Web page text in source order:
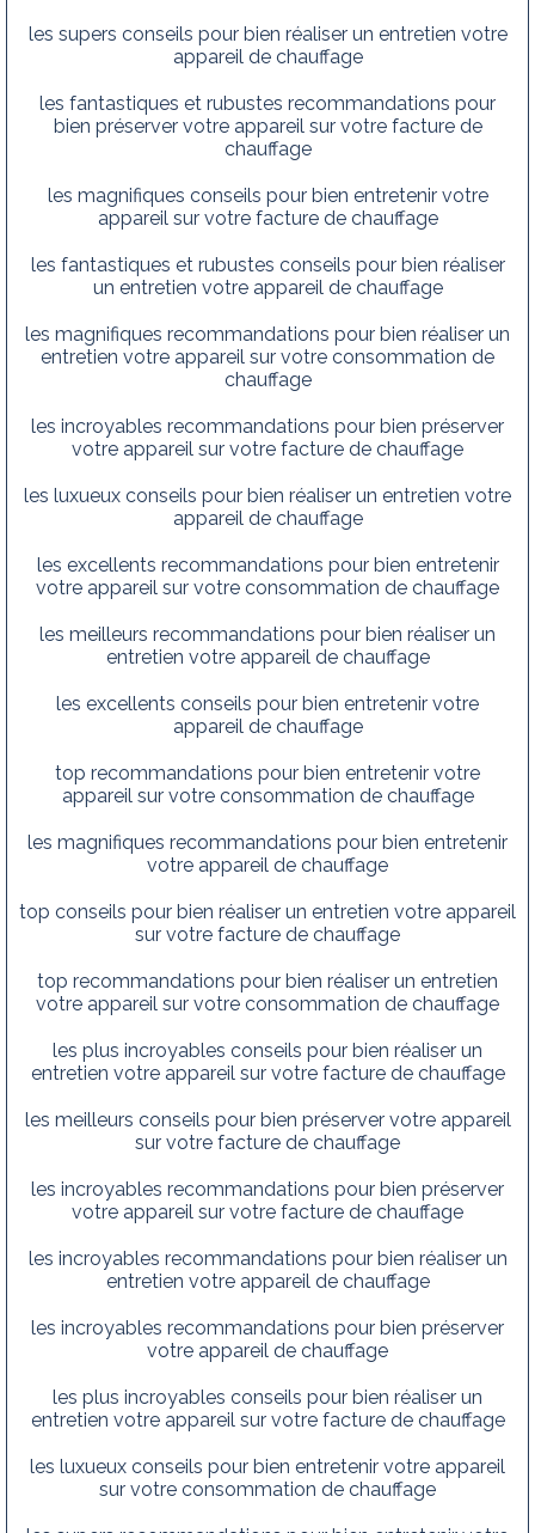
les supers conseils pour bien réaliser un entretien votre
appareil de chauffage
les fantastiques et rubustes recommandations pour
bien préserver votre appareil sur votre facture de
chauffage
les magnifiques conseils pour bien entretenir votre
appareil sur votre facture de chauffage
les fantastiques et rubustes conseils pour bien réaliser
un entretien votre appareil de chauffage
les magnifiques recommandations pour bien réaliser un
entretien votre appareil sur votre consommation de
chauffage
les incroyables recommandations pour bien préserver
votre appareil sur votre facture de chauffage
les luxueux conseils pour bien réaliser un entretien votre
appareil de chauffage
les excellents recommandations pour bien entretenir
votre appareil sur votre consommation de chauffage
les meilleurs recommandations pour bien réaliser un
entretien votre appareil de chauffage
les excellents conseils pour bien entretenir votre
appareil de chauffage
top recommandations pour bien entretenir votre
appareil sur votre consommation de chauffage
les magnifiques recommandations pour bien entretenir
votre appareil de chauffage
top conseils pour bien réaliser un entretien votre appareil
sur votre facture de chauffage
top recommandations pour bien réaliser un entretien
votre appareil sur votre consommation de chauffage
les plus incroyables conseils pour bien réaliser un
entretien votre appareil sur votre facture de chauffage
les meilleurs conseils pour bien préserver votre appareil
sur votre facture de chauffage
les incroyables recommandations pour bien préserver
votre appareil sur votre facture de chauffage
les incroyables recommandations pour bien réaliser un
entretien votre appareil de chauffage
les incroyables recommandations pour bien préserver
votre appareil de chauffage
les plus incroyables conseils pour bien réaliser un
entretien votre appareil sur votre facture de chauffage
les luxueux conseils pour bien entretenir votre appareil
sur votre consommation de chauffage